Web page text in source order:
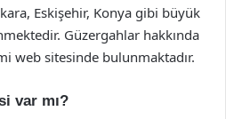
Eskişehir, Konya gibi büyük
Güzergahlar hakkında
web sitesinde bulunmaktadır.
var mı?